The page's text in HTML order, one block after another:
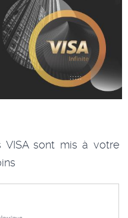
VISA sont mis à votre